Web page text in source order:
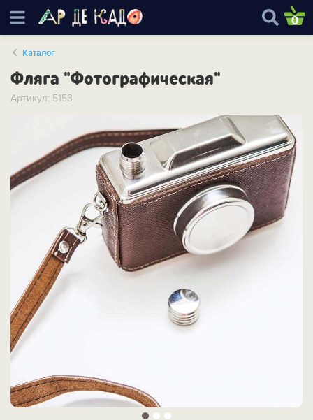
0
Каталог
Фляга "Фотографическая"
Артикул: 5153